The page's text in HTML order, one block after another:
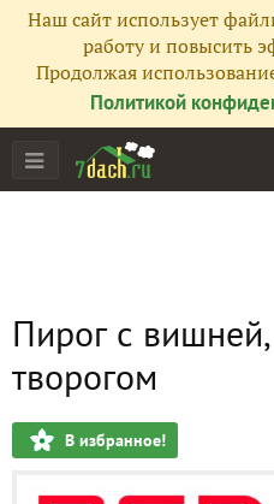
Наш сайт использует
работу и повысить
Продолжая
Политикой
Пирог с
творогом
В избранное!